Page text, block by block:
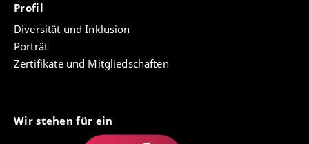
Profil
Diversität und Inklusion
Porträt
Zertifikate und Mitgliedschaften
Wir stehen für ein